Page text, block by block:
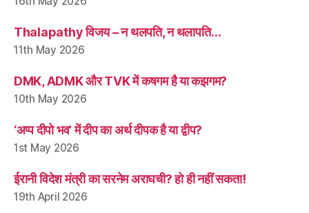
Thalapathy विजय – न थलपति, न थलापति…
11th May 2026
DMK, ADMK और TVK में कषगम है या कझगम?
10th May 2026
‘अप्प दीपो भव’ में दीप का अर्थ दीपक है या द्वीप?
1st May 2026
ईरानी विदेश मंत्री का सरनेम अराघची? हो ही नहीं सकता!
19th April 2026